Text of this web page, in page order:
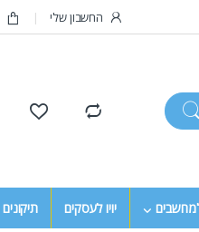
החשבון שלי
יויו לעסקים תיקונים